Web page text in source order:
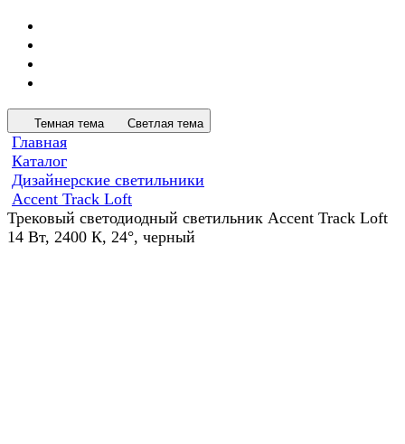
Темная тема Светлая тема
Главная
Каталог
Дизайнерские светильники
Accent Track Loft
Трековый светодиодный светильник Accent Track Loft
14 Вт, 2400 К, 24°, черный